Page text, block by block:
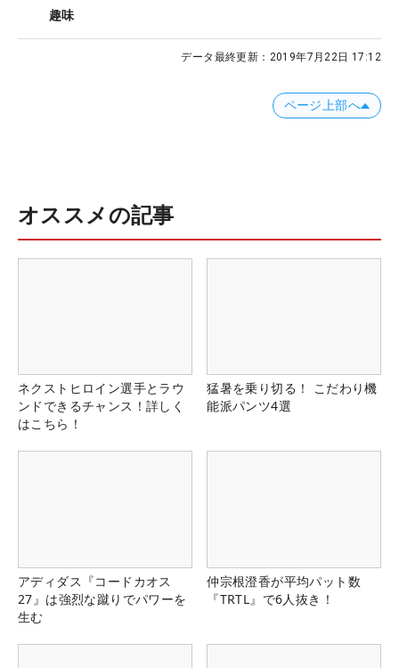
趣味
データ最終更新： 2019年7月22日 17:12
ページ上部へ
オススメの記事
ネクストヒロイン選手とラウ
ンドできるチャンス！詳しく
はこちら！
猛暑を乗り切る！ こだわり機
能派パンツ4選
アディダス『コードカオス
27』は強烈な蹴りでパワーを
生む
仲宗根澄香が平均パット数
『TRTL』で6人抜き！